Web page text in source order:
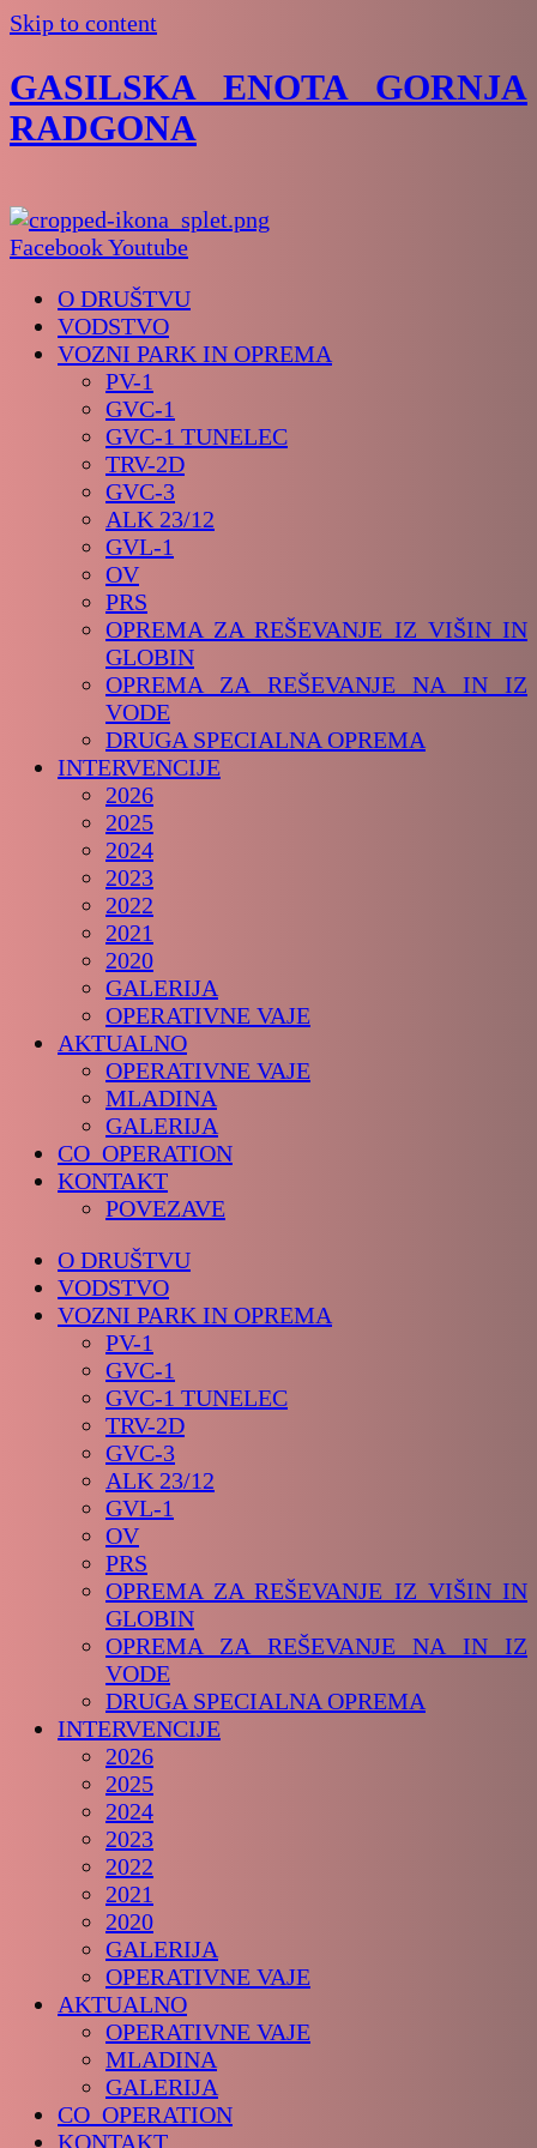
Skip to content
GASILSKA ENOTA GORNJA
RADGONA
FacebookYoutube
O DRUŠTVU
VODSTVO
VOZNI PARK IN OPREMA
PV-1
GVC-1
GVC-1 TUNELEC
TRV-2D
GVC-3
ALK 23/12
GVL-1
OV
PRS
OPREMA ZA REŠEVANJE IZ VIŠIN IN
GLOBIN
OPREMA ZA REŠEVANJE NA IN IZ
VODE
DRUGA SPECIALNA OPREMA
INTERVENCIJE
2026
2025
2024
2023
2022
2021
2020
GALERIJA
OPERATIVNE VAJE
AKTUALNO
OPERATIVNE VAJE
MLADINA
GALERIJA
CO_OPERATION
KONTAKT
POVEZAVE
O DRUŠTVU
VODSTVO
VOZNI PARK IN OPREMA
PV-1
GVC-1
GVC-1 TUNELEC
TRV-2D
GVC-3
ALK 23/12
GVL-1
OV
PRS
OPREMA ZA REŠEVANJE IZ VIŠIN IN
GLOBIN
OPREMA ZA REŠEVANJE NA IN IZ
VODE
DRUGA SPECIALNA OPREMA
INTERVENCIJE
2026
2025
2024
2023
2022
2021
2020
GALERIJA
OPERATIVNE VAJE
AKTUALNO
OPERATIVNE VAJE
MLADINA
GALERIJA
CO_OPERATION
KONTAKT